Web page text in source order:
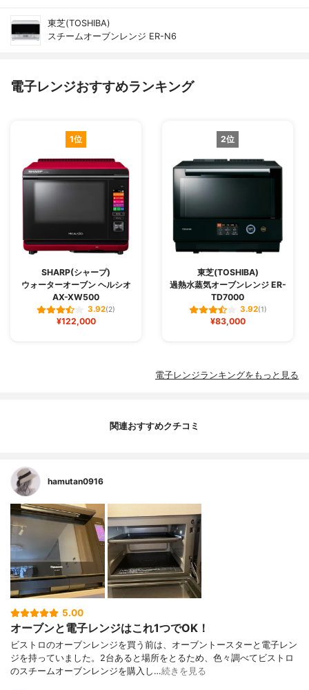
東芝(TOSHIBA)
スチームオーブンレンジ ER-N6
電子レンジおすすめランキング
1位
SHARP(シャープ)
ウォーターオーブン ヘルシオ
AX-XW500
3.92(2)
¥122,000
2位
東芝(TOSHIBA)
過熱水蒸気オーブンレンジ ER-
TD7000
3.92(1)
¥83,000
電子レンジランキングをもっと見る
関連おすすめクチコミ
hamutan0916
5.00
オーブンと電子レンジはこれ1つでOK！
ビストロのオーブンレンジを買う前は、オーブントースターと電子レン
ジを持っていました。2台あると場所をとるため、色々調べてビストロ
のスチームオーブンレンジを購入し…続きを見る